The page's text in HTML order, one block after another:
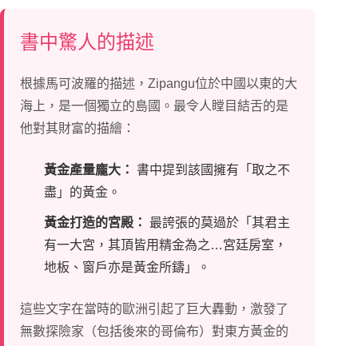
書中驚人的描述
根據馬可波羅的描述，Zipangu位於中國以東的大
海上，是一個獨立的島國。最令人瞠目結舌的是
他對其財富的描繪：
黃金產量龐大： 書中提到該國擁有「取之不
盡」的黃金。
黃金打造的宮殿：
最誇張的莫過於「其君主
有一大宮，其頂皆用精金為之…宮廷房室，
地板、窗戶亦是黃金所鑄」。
這些文字在當時的歐洲引起了巨大轟動，激發了
無數探險家（包括後來的哥倫布）對東方黃金的